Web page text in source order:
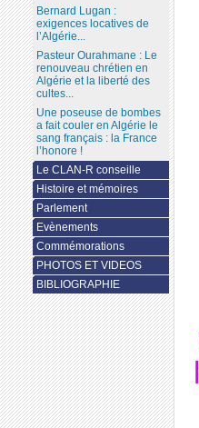
Bernard Lugan :
exigences locatives de
l’Algérie...
Pasteur Ourahmane : Le
renouveau chrétien en
Algérie et la liberté des
cultes...
Une poseuse de bombes
a fait couler en Algérie le
sang français : la France
l’honore !
Le CLAN-R conseille
Histoire et mémoires
Parlement
Evènements
Commémorations
PHOTOS ET VIDEOS
BIBLIOGRAPHIE